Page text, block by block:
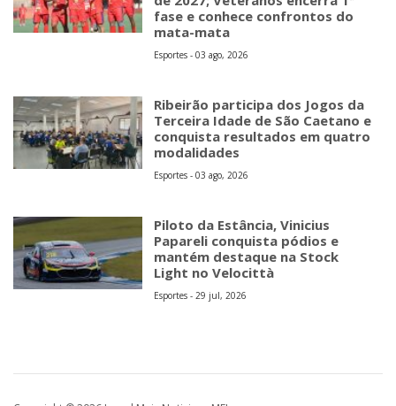
fase e conhece confrontos do
mata-mata
Esportes - 03 ago, 2026
Ribeirão participa dos Jogos da
Terceira Idade de São Caetano e
conquista resultados em quatro
modalidades
Esportes - 03 ago, 2026
Piloto da Estância, Vinicius
Papareli conquista pódios e
mantém destaque na Stock
Light no Velocittà
Esportes - 29 jul, 2026